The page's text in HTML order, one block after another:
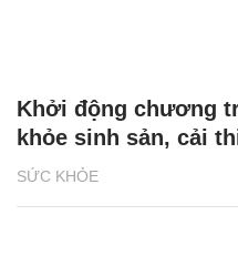
SỨC KHỎE
Khởi động chương
khỏe sinh sản, cải